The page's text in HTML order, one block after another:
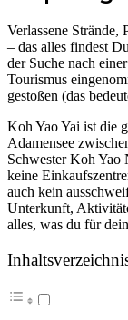
Verlassene Strände,
– das alles findest
der Suche nach
Tourismus
gestoßen (das
Koh Yao Yai ist die
Adamensee
Schwester Koh Yao
keine
auch kein
Unterkunft,
alles, was du für